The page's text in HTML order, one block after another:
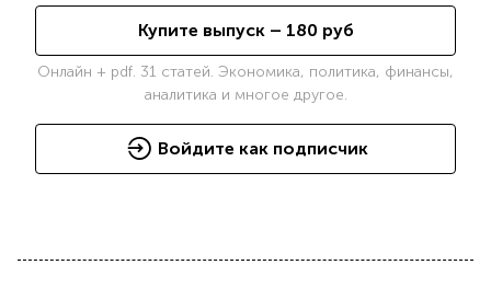
Купите выпуск – 180 руб
Онлайн + pdf. 31 статей. Экономика, политика, финансы,
аналитика и многое другое.
Войдите как подписчик